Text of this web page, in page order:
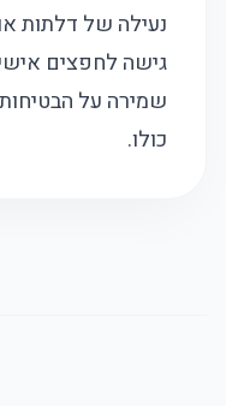
נעילה של דלתות
גישה לחפצים
שמירה על הבטיחות
כולו.